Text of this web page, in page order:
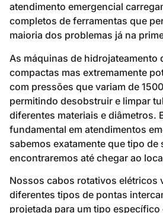
atendimento emergencial
completos de ferramentas que
maioria dos problemas já na
As máquinas de hidrojateamento
compactas mas extremamente
com pressões que variam de
permitindo desobstruir e limpar
diferentes materiais e diâmetros.
fundamental em atendimentos
sabemos exatamente que tipo de
encontraremos até chegar ao
Nossos cabos rotativos elétricos
diferentes tipos de pontas
projetada para um tipo